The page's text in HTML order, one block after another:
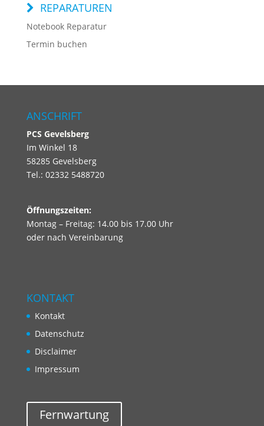
REPARATUREN
Notebook Reparatur
Termin buchen
ANSCHRIFT
PCS Gevelsberg
Im Winkel 18
58285 Gevelsberg
Tel.: 02332 5488720
Öffnungszeiten:
Montag – Freitag: 14.00 bis 17.00 Uhr
oder nach Vereinbarung
KONTAKT
Kontakt
Datenschutz
Disclaimer
Impressum
Fernwartung